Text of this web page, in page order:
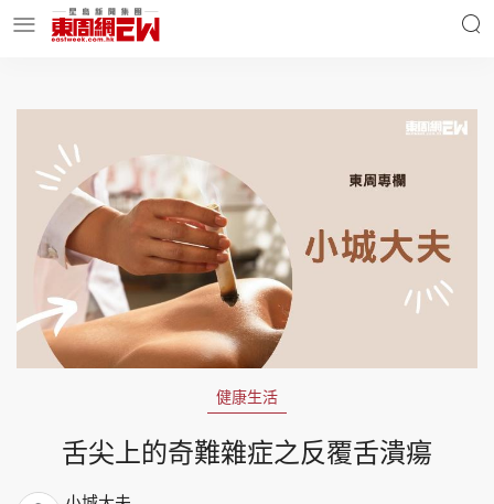
明星名人 時事財經
東周Ladies
東周食玩通
健康生活
舌尖上的奇難雜症之反覆舌潰瘍